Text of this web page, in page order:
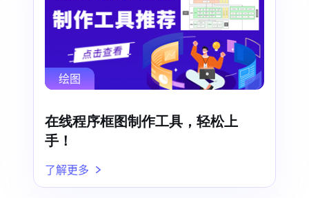
绘图
在线程序框图制作工具，轻松上
手！
了解更多